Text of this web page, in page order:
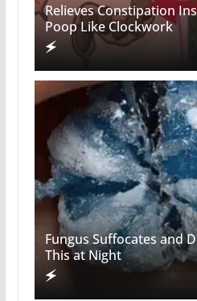
Relieves Constipation
Poop Like Clockwork
Fungus Suffocates and
This at Night